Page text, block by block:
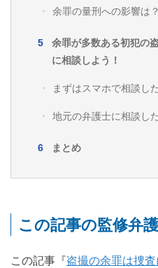
余罪の量刑への影響は？
余罪が多数ある初犯の
に相談しよう！
まずはスマホで相談し
地元の弁護士に相談し
まとめ
この記事の監修弁
この記事『盗撮の余罪は捜